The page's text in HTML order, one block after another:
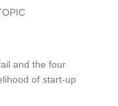
and the four
of start-up